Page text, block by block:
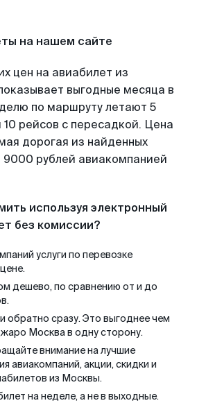
на нашем сайте
цен на авиабилет из
выгодные месяца в
по маршруту летают 5
рейсов с пересадкой. Цена
дорогая из найденных
9000 рублей авиакомпанией
используя электронный
без комиссии?
услуги по перевозке
дешево, по сравнению от и до
обратно сразу. Это выгоднее чем
Москва в одну сторону.
внимание на лучшие
авиакомпаний, акции, скидки и
из Москвы.
на неделе, а не в выходные.